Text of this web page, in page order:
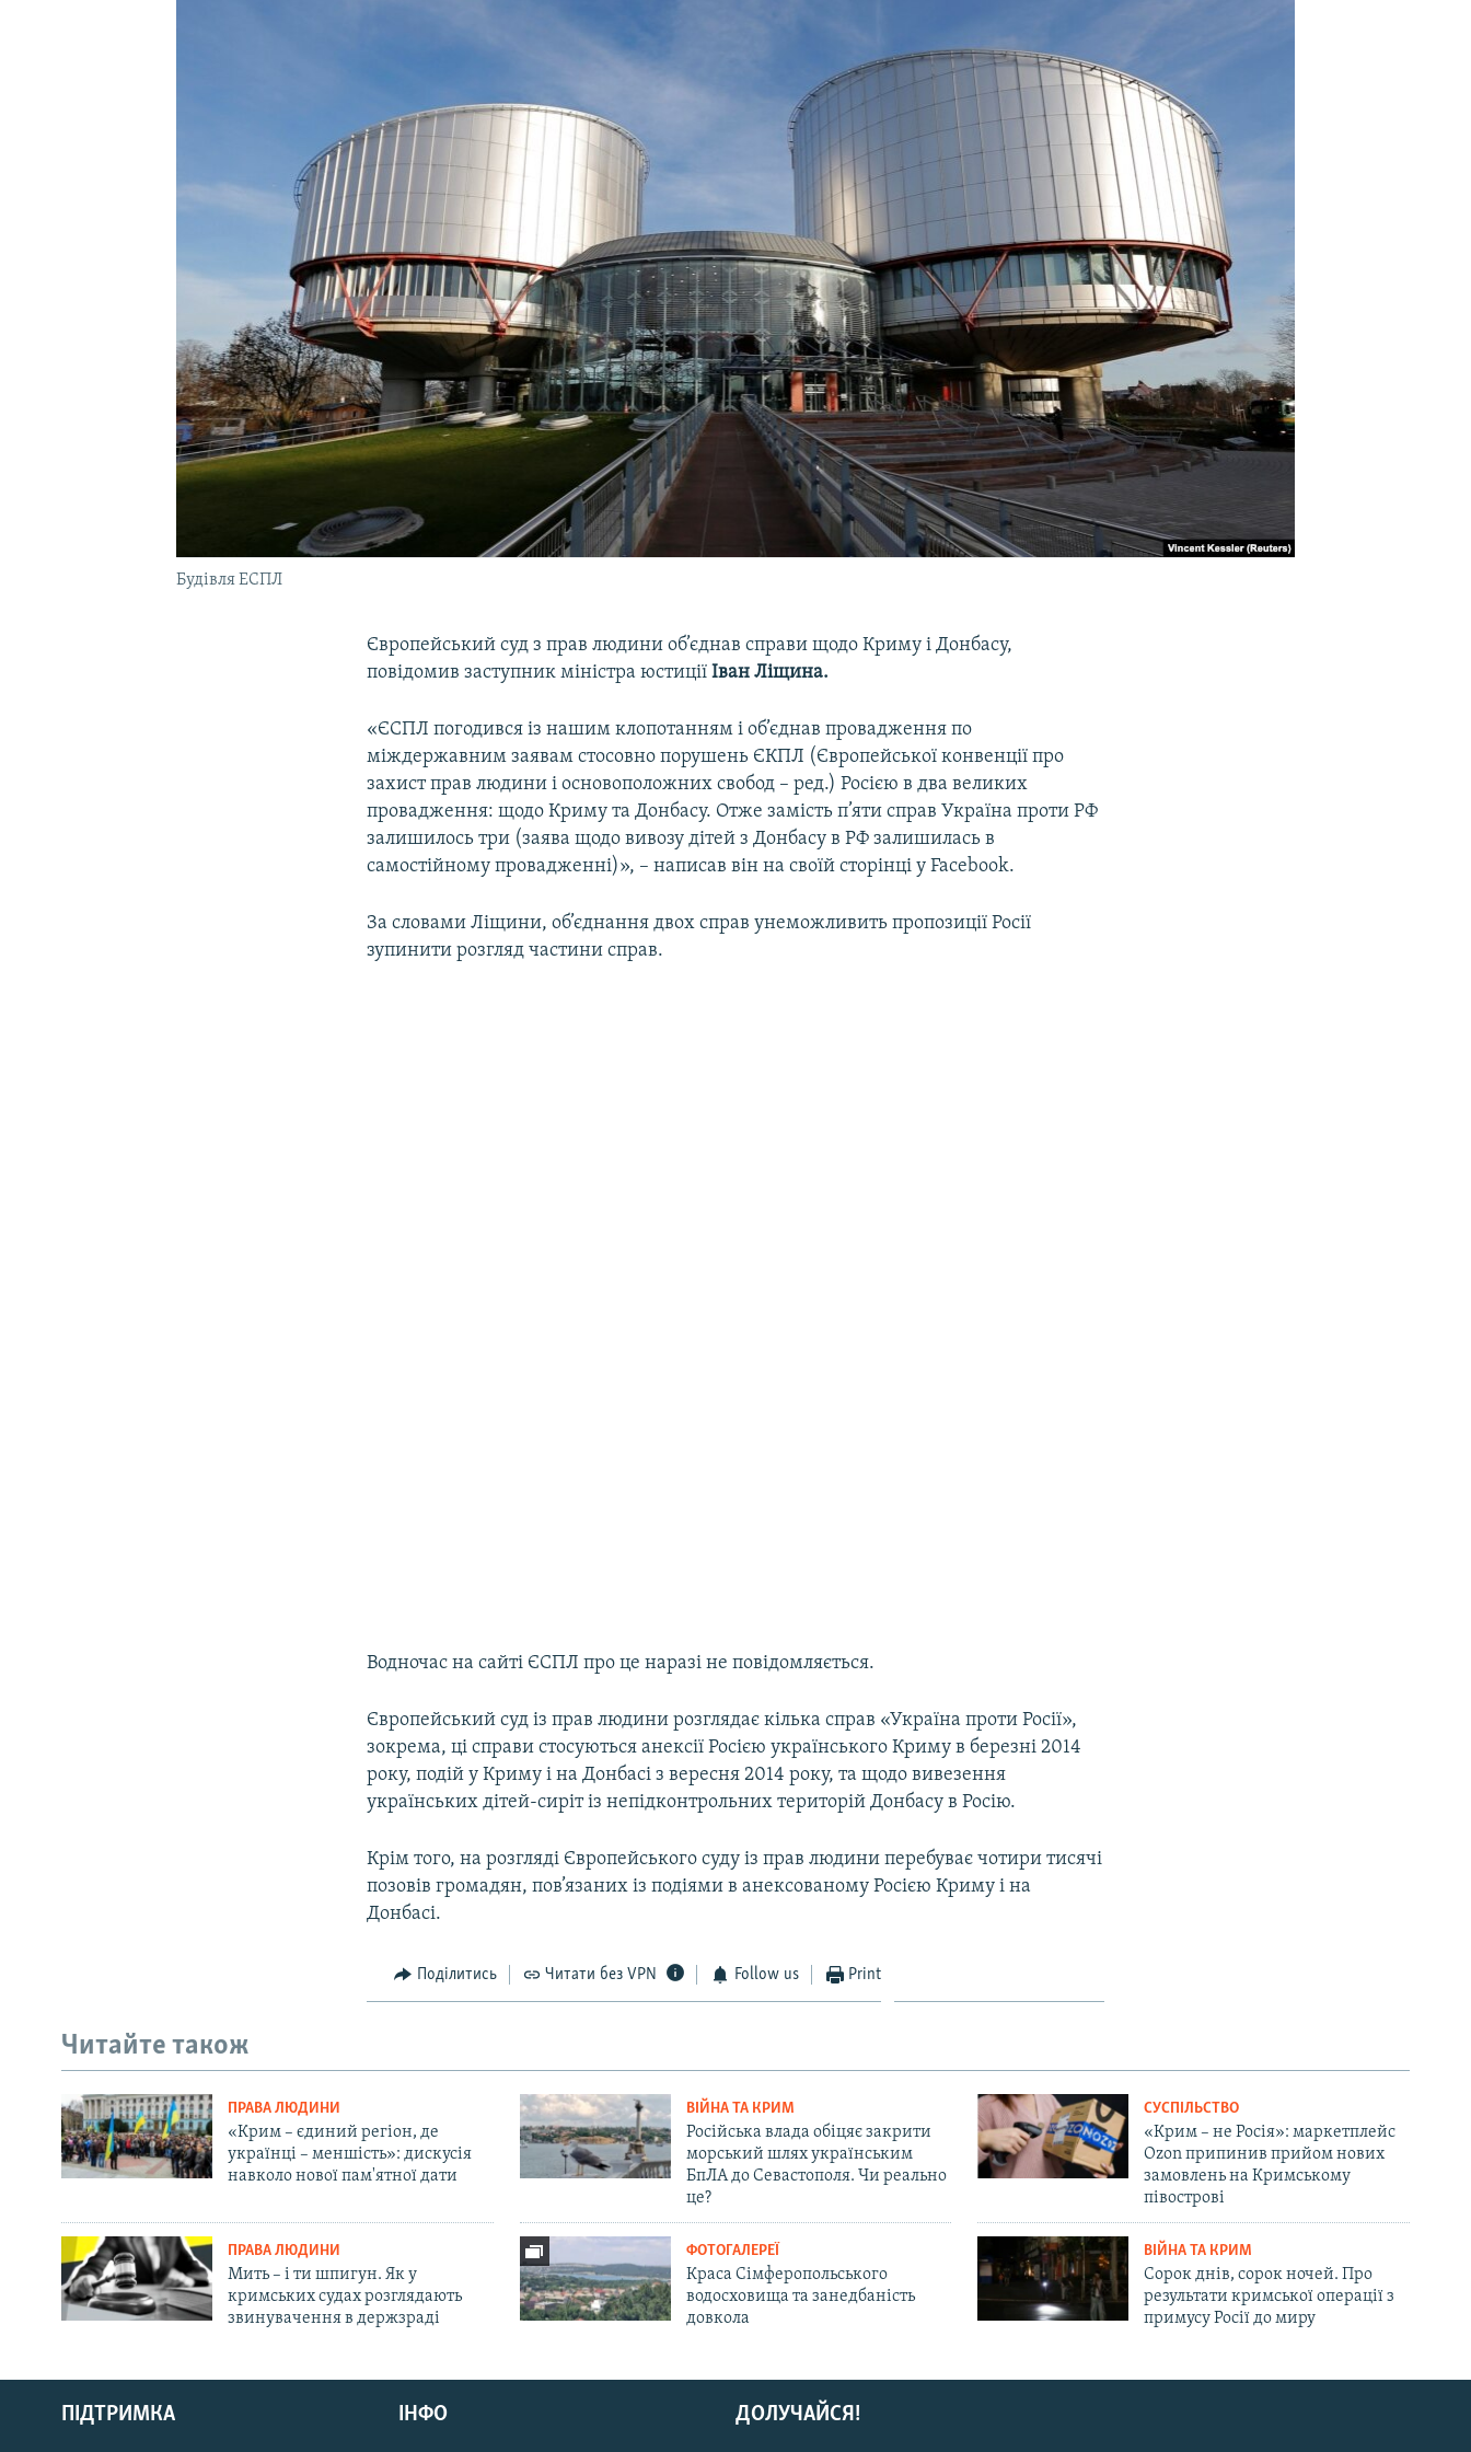
Русский
Qırımtatar
Будівля ЕСПЛ
Європейський суд з прав людини об’єднав справи щодо Криму і Донбасу,
повідомив заступник міністра юстиціїІван Ліщина.
«ЄСПЛ погодився із нашим клопотанням і об’єднав провадження по
міждержавним заявам стосовно порушень ЄКПЛ (Європейської конвенції про
захист прав людини і основоположних свобод – ред.) Росією в два великих
провадження: щодо Криму та Донбасу. Отже замість п’яти справ Україна проти РФ
залишилось три (заява щодо вивозу дітей з Донбасу в РФ залишилась в
самостійному провадженні)», – написав він на своїй сторінці у Facebook.
За словами Ліщини, об’єднання двох справ унеможливить пропозиції Росії
зупинити розгляд частини справ.
Водночас на сайті ЄСПЛ про це наразі не повідомляється.
Європейський суд із прав людини розглядає кілька справ «Україна проти Росії»,
зокрема, ці справи стосуються анексії Росією українського Криму в березні 2014
року, подій у Криму і на Донбасі з вересня 2014 року, та щодо вивезення
українських дітей-сиріт із непідконтрольних територій Донбасу в Росію.
Крім того, на розгляді Європейського суду із прав людини перебуває чотири тисячі
позовів громадян, пов’язаних із подіями в анексованому Росією Криму і на
Донбасі.
Поділитись Читати без VPN Follow us Print
Читайте також
ПРАВА ЛЮДИНИ
«Крим – єдиний регіон, де
українці – меншість»: дискусія
навколо нової пам'ятної дати
ВІЙНА ТА КРИМ
Російська влада обіцяє закрити
морський шлях українським
БпЛА до Севастополя. Чи реально
це?
СУСПІЛЬСТВО
«Крим – не Росія»: маркетплейс
Ozon припинив прийом нових
замовлень на Кримському
півострові
ПРАВА ЛЮДИНИ
Мить – і ти шпигун. Як у
кримських судах розглядають
звинувачення в держзраді
ФОТОГАЛЕРЕЇ
Краса Сімферопольського
водосховища та занедбаність
довкола
ВІЙНА ТА КРИМ
Сорок днів, сорок ночей. Про
результати кримської операції з
примусу Росії до миру
ДОЛУЧАЙСЯ!
ПІДТРИМКА ІНФО